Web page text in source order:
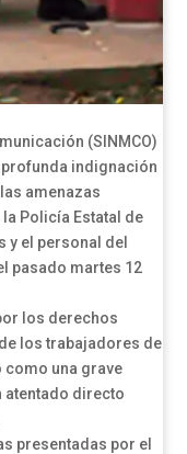
(SINMCO)
indignación
amenazas
Policía Estatal de
y el personal del
pasado martes 12
los derechos
los trabajadores de
como una grave
atentado directo
presentadas por el